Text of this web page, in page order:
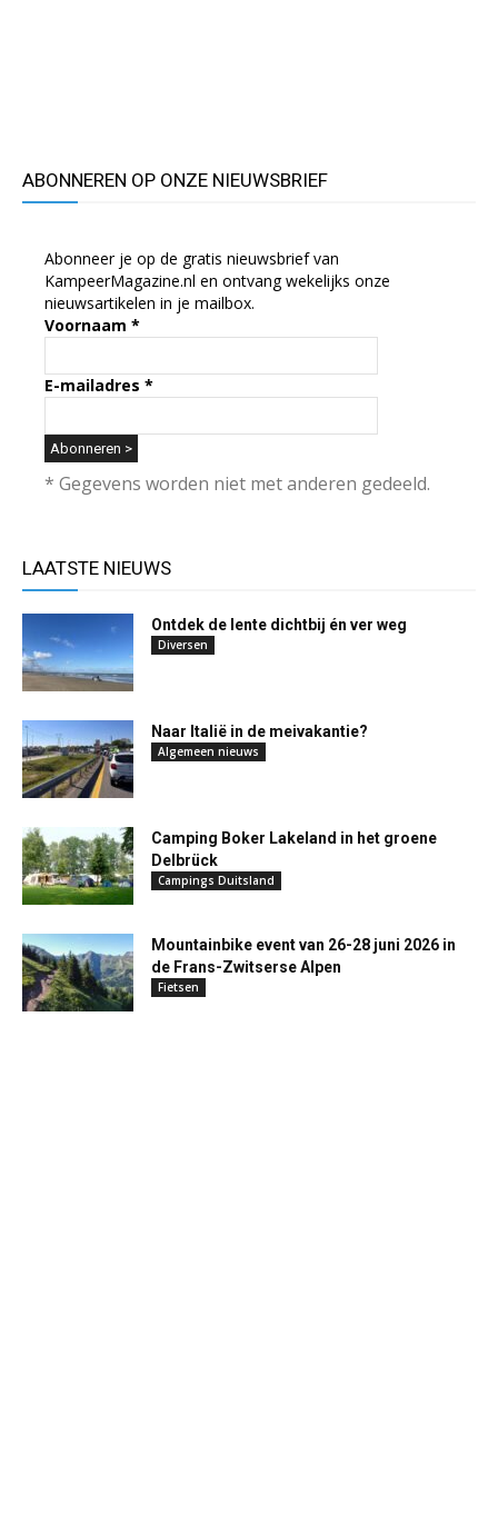
ABONNEREN OP ONZE NIEUWSBRIEF
Abonneer je op de gratis nieuwsbrief van
KampeerMagazine.nl en ontvang wekelijks onze
nieuwsartikelen in je mailbox.
Voornaam *
E-mailadres *
* Gegevens worden niet met anderen gedeeld.
LAATSTE NIEUWS
Ontdek de lente dichtbij én ver weg
Diversen
Naar Italië in de meivakantie?
Algemeen nieuws
Camping Boker Lakeland in het groene
Delbrück
Campings Duitsland
Mountainbike event van 26-28 juni 2026 in
de Frans-Zwitserse Alpen
Fietsen